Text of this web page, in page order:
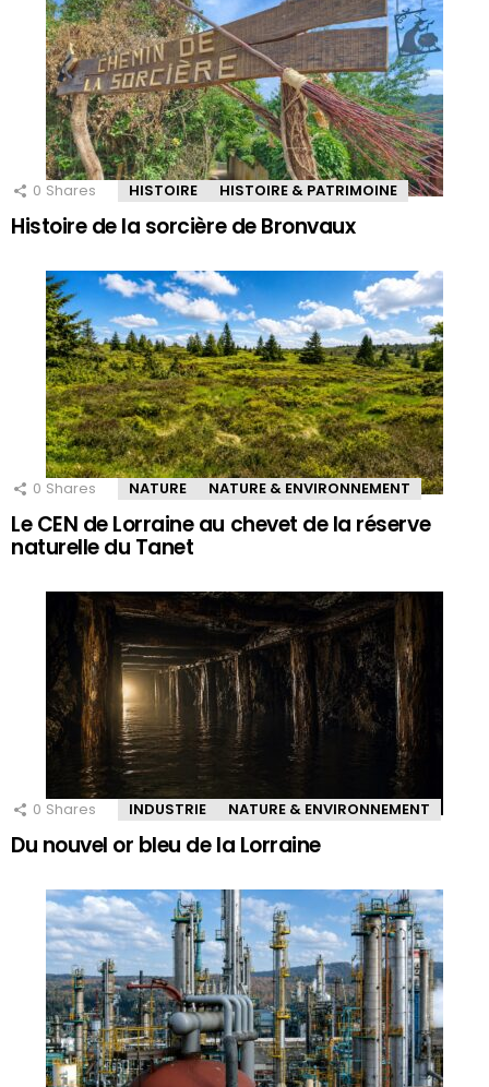
0 Shares HISTOIRE HISTOIRE & PATRIMOINE
Histoire de la sorcière de Bronvaux
0 Shares NATURE NATURE & ENVIRONNEMENT
Le CEN de Lorraine au chevet de la réserve
naturelle du Tanet
0 Shares INDUSTRIE NATURE & ENVIRONNEMENT
Du nouvel or bleu de la Lorraine